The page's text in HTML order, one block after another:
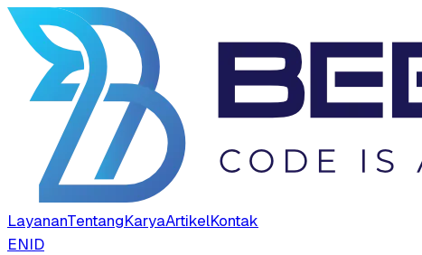
LayananTentangKaryaArtikelKontak
ENID